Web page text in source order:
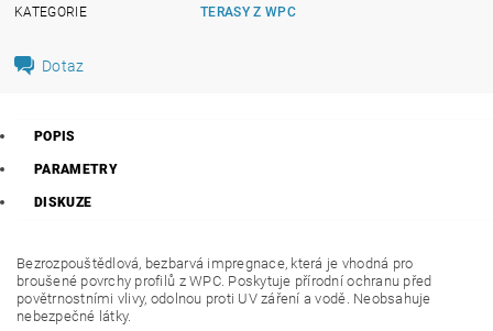
KATEGORIE
TERASY Z WPC
Dotaz
POPIS
PARAMETRY
DISKUZE
Bezrozpouštědlová, bezbarvá impregnace, která je vhodná pro
broušené povrchy profilů z WPC. Poskytuje přírodní ochranu před
povětrnostními vlivy, odolnou proti UV záření a vodě. Neobsahuje
nebezpečné látky.